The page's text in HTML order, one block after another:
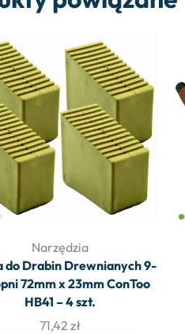
Narzędzia
do Drabin Drewnianych 9-
72mm x 23mm ConToo
HB41 – 4 szt.
71,42 zł